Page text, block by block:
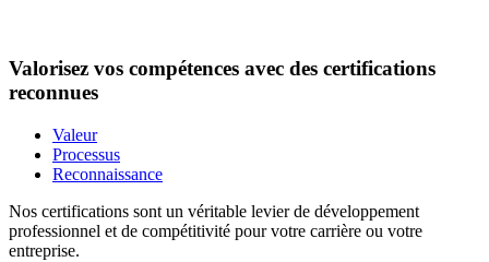
Valorisez vos compétences avec des certifications
reconnues
Valeur
Processus
Reconnaissance
Nos certifications sont un véritable levier de développement
professionnel et de compétitivité pour votre carrière ou votre
entreprise.